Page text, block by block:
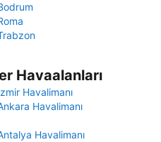
Havaalanları
Havalimanı
Havalimanı
Havalimanı